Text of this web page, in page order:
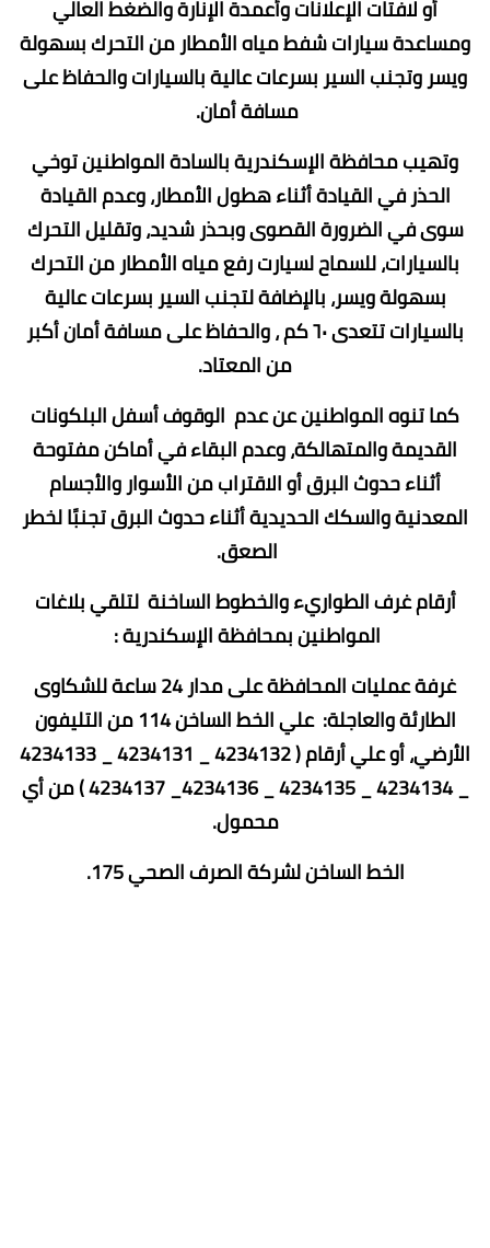
أو لافتات الإعلانات وأعمدة الإنارة والضغط العالي
ومساعدة سيارات شفط مياه الأمطار من التحرك بسهولة
ويسر وتجنب السير بسرعات عالية بالسيارات والحفاظ على
مسافة أمان.
وتهيب محافظة الإسكندرية بالسادة ‏المواطنين توخي
الحذر في القيادة أثناء هطول الأمطار، وعدم القيادة
سوى في الضرورة القصوى وبحذر شديد، وتقليل التحرك
بالسيارات، للسماح لسيارت رفع مياه الأمطار من التحرك
بسهولة ويسر، بالإضافة لتجنب السير بسرعات عالية
بالسيارات تتعدى ٦٠ كم ، ‏والحفاظ على مسافة أمان أكبر
من المعتاد.
كما تنوه المواطنين عن عدم ‏الوقوف أسفل البلكونات
القديمة والمتهالكة، وعدم ‏البقاء في أماكن مفتوحة
أثناء حدوث البرق أو ‏الاقتراب من الأسوار والأجسام
المعدنية والسكك الحديدية ‏أثناء حدوث البرق تجنبًا لخطر
الصعق.
أرقام غرف الطواريء والخطوط الساخنة لتلقي بلاغات
المواطنين بمحافظة الإسكندرية :
غرفة عمليات المحافظة على مدار 24 ساعة للشكاوى
الطارئة والعاجلة: علي الخط الساخن 114 من التليفون
الأرضي، أو علي أرقام ( 4234132 _ 4234131 _ 4234133
_ 4234134 _ 4234135 _ 4234136_ 4234137 ) من أي
محمول.
الخط الساخن لشركة الصرف الصحي 175.